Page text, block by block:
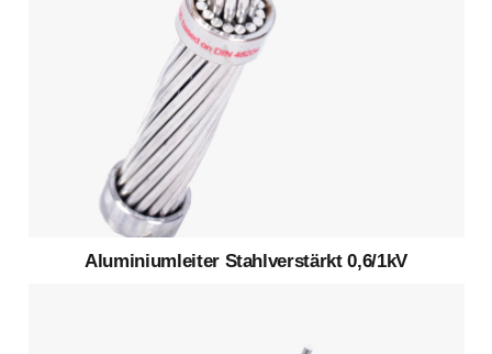
Aluminiumleiter Stahlverstärkt 0,6/1kV